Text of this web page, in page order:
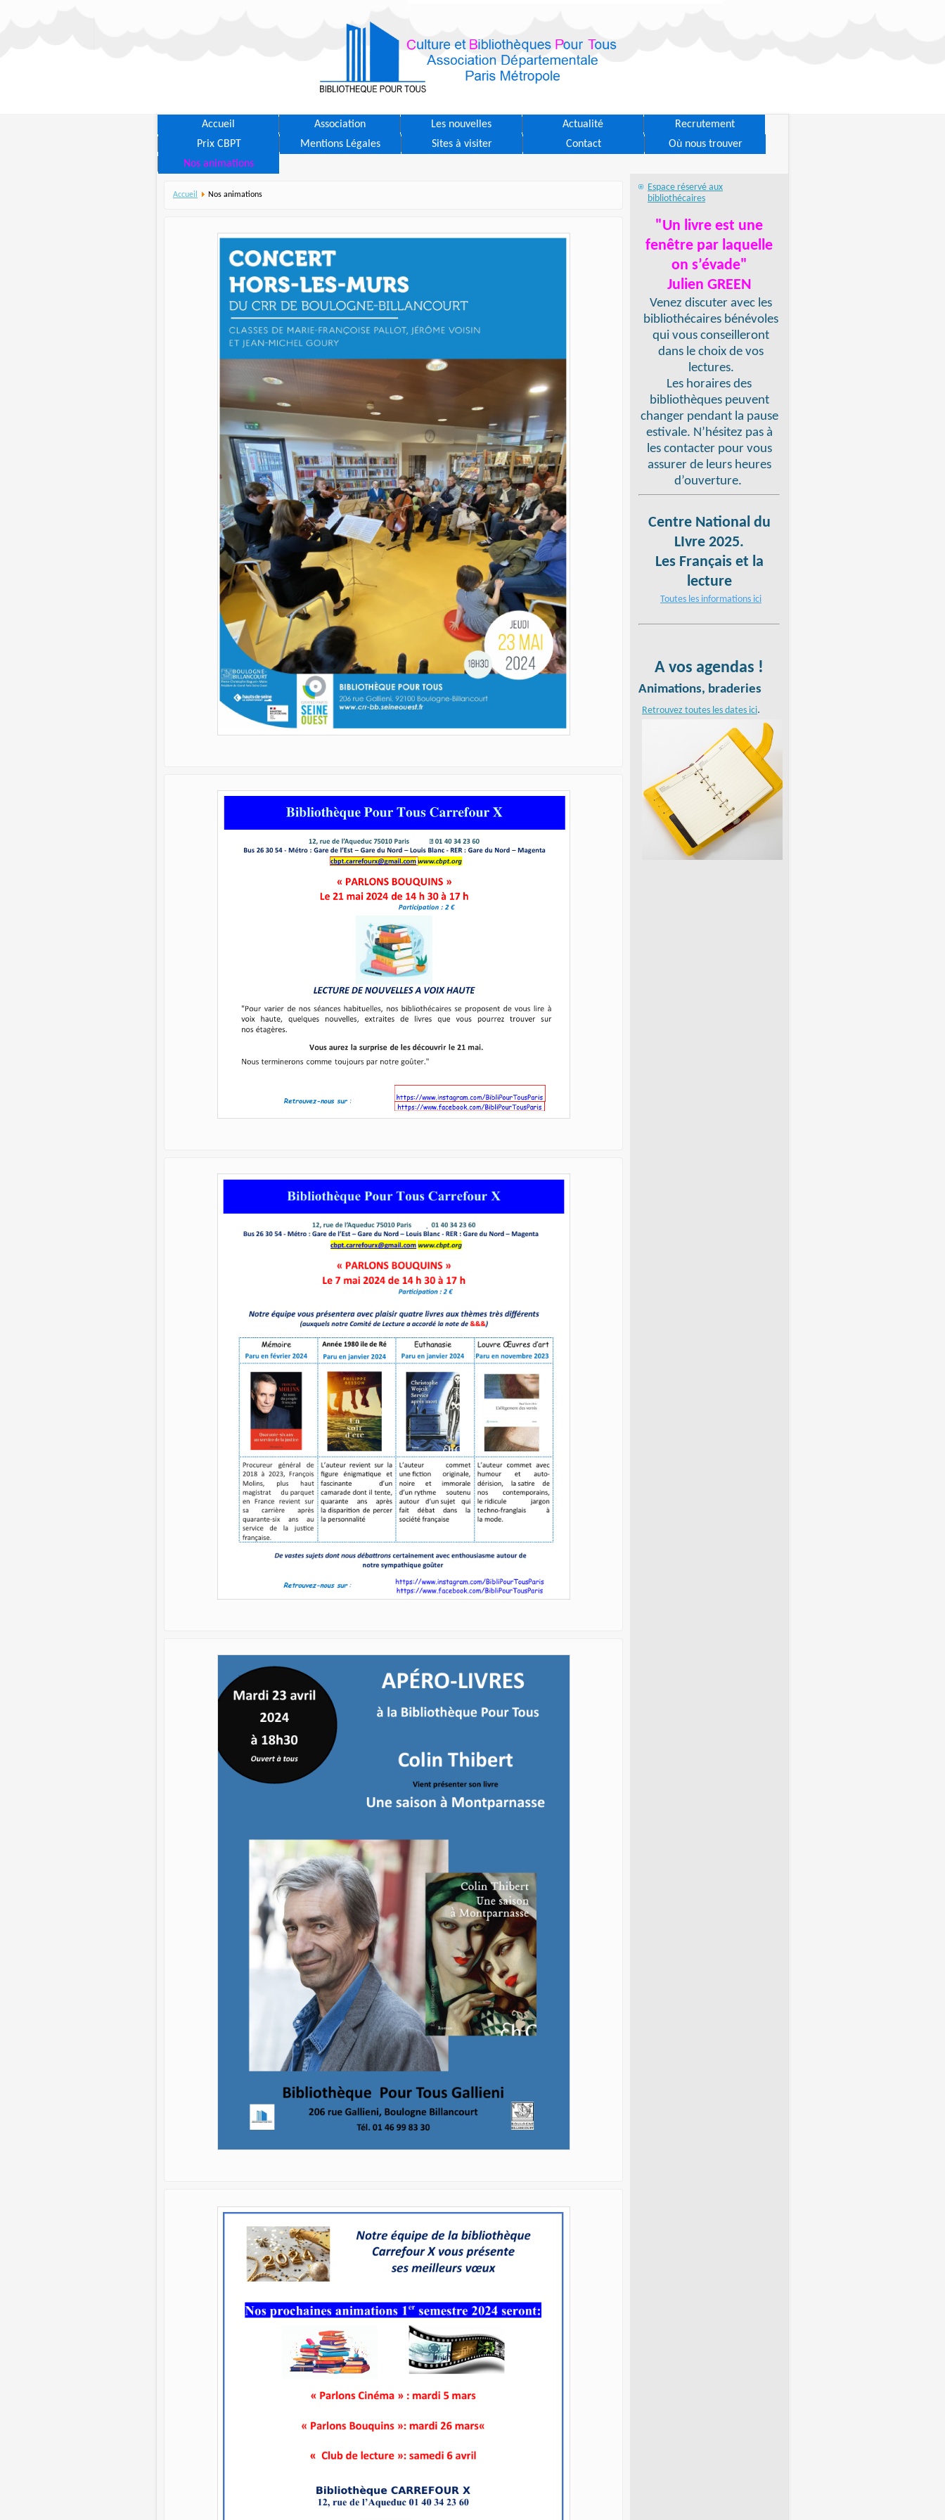
Accueil Association Les nouvelles Actualité
Recrutement
Prix CBPT
Mentions Légales Sites à visiter Contact
Où nous trouver
Nos animations
Accueil Nos animations
Espace réservé aux
bibliothécaires
"Un livre est une
fenêtre par laquelle
on s’évade"
Julien GREEN
Venez discuter avec les
bibliothécaires bénévoles
qui vous conseilleront
dans le choix de vos
lectures.
Les horaires des
bibliothèques peuvent
changer pendant la pause
estivale. N’hésitez pas à
les contacter pour vous
assurer de leurs heures
d’ouverture.
Centre National du
LIvre 2025.
Les Français et la
lecture
Toutes les informations ici
A vos agendas !
Animations, braderies
Retrouvez toutes les dates ici.